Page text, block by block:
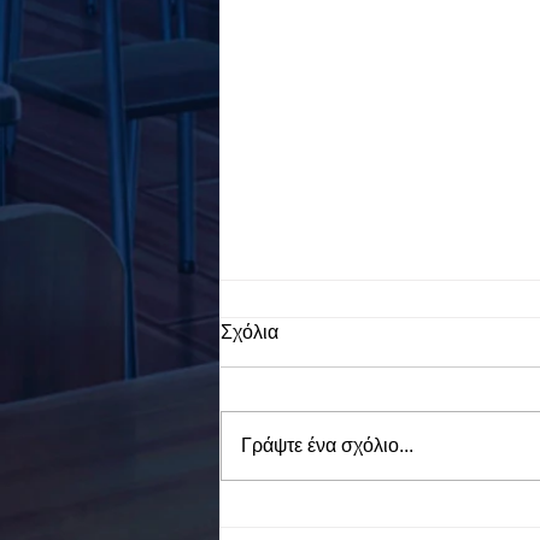
Σχόλια
Γράψτε ένα σχόλιο...